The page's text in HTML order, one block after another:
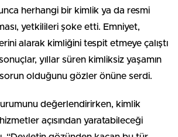
herhangi bir kimlik ya da resmi
yetkilileri şoke etti. Emniyet,
alarak kimliğini tespit etmeye çalıştı
yıllar süren kimliksiz yaşamın
olduğunu gözler önüne serdi.
durumunu değerlendirirken, kimlik
açısından yaratabileceği